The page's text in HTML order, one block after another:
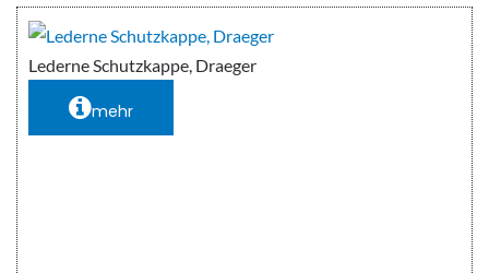
Lederne Schutzkappe, Draeger
mehr